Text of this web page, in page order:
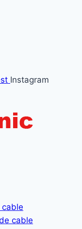
Instagram
cable